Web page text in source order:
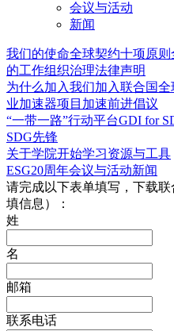
会议与活动
新闻
我们的使命全球契约十项原则
的工作组织治理法律声明
为什么加入我们加入联合国
业加速器项目 加速前进倡议
“一带一路”行动平台GDI for
SDG先锋
关于学院开始学习资源与工具
ESG20周年会议与活动新闻
请完成以下表单填写，下载
填信息）：
姓
名
邮箱
联系电话